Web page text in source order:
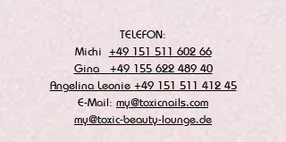
TELEFON:
Michi +49 151 511 602 66
Gina +49 155 622 489 40
Angelina Leonie +49 151 511 412 45
E-Mail: my@toxicnails.com
my@toxic-beauty-lounge.de